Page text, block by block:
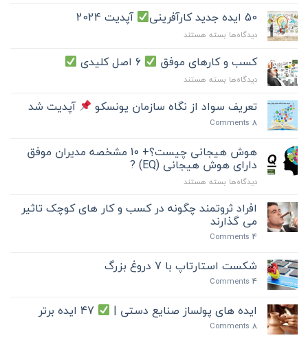
جهان
کارآیی”
راز
برای
“
دستی
ایران
“کسب
کار
2
میلیارد
50 ایده جدید کارآفرینی آپدیت 2024
دیدگاه‌ها برای
ایده
جدید
کارآفرینی
آپدیت
2024
بسته هستند
کسب و کارهای موفق 6 اصل کلیدی
دیدگاه‌ها برای
کارهای
موفق
6
اصل
کلیدی
بسته هستند
تعریف سواد از نگاه سازمان یونسکو آپدیت شد
8
هوش هیجانی چیست؟+ 10 مشخصه مدیران موفق
دارای هوش هیجانی (EQ) ?
دیدگاه‌ها برای
هیجانی
چیست؟
+
10
مدیران
دارای
هیجانی
(EQ)
?
بسته هستند
افراد ثروتمند چگونه در کسب و کار های کوچک تاثیر
می گذارند
4
شکست استارتاپ با 7 دروغ بزرگ
4
ایده های پولساز صنایع دستی | 47 ایده برتر
8